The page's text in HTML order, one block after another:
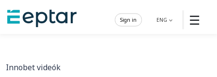
☰
ENG
Sign in
Innobet videók